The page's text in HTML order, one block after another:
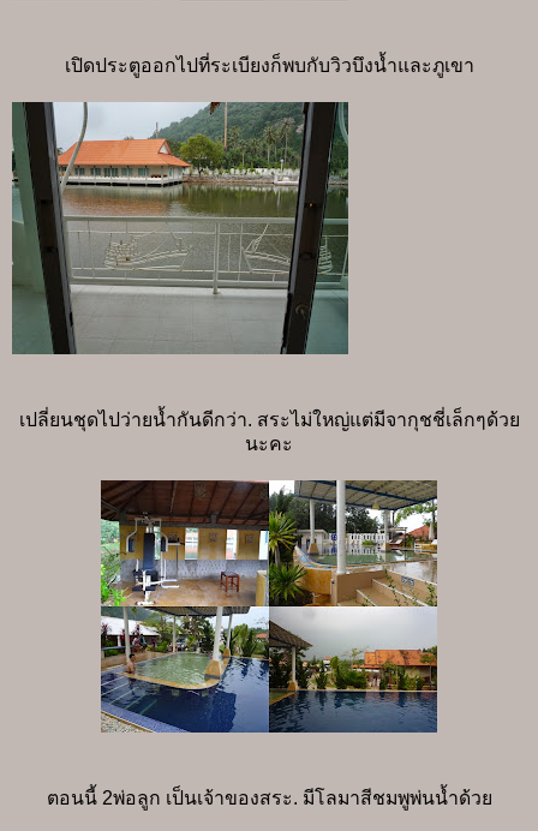
เปิดประตูออกไปที่ระเบียงก็พบกับวิวบึงน้ำและภูเขา
เปลี่ยนชุดไปว่ายน้ำกันดีกว่า. สระไม่ใหญ่แต่มีจากุชชี่เล็กๆด้วย
นะคะ
ตอนนี้ 2พ่อลูก เป็นเจ้าของสระ. มีโลมาสีชมพูพ่นน้ำด้วย